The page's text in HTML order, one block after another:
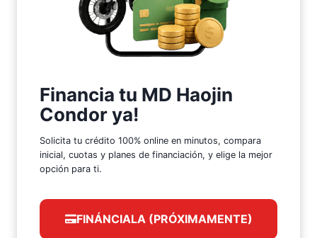
Financia tu MD Haojin
Condor ya!
Solicita tu crédito 100% online en minutos, compara
inicial, cuotas y planes de financiación, y elige la mejor
opción para ti.
FINÁNCIALA (PRÓXIMAMENTE)